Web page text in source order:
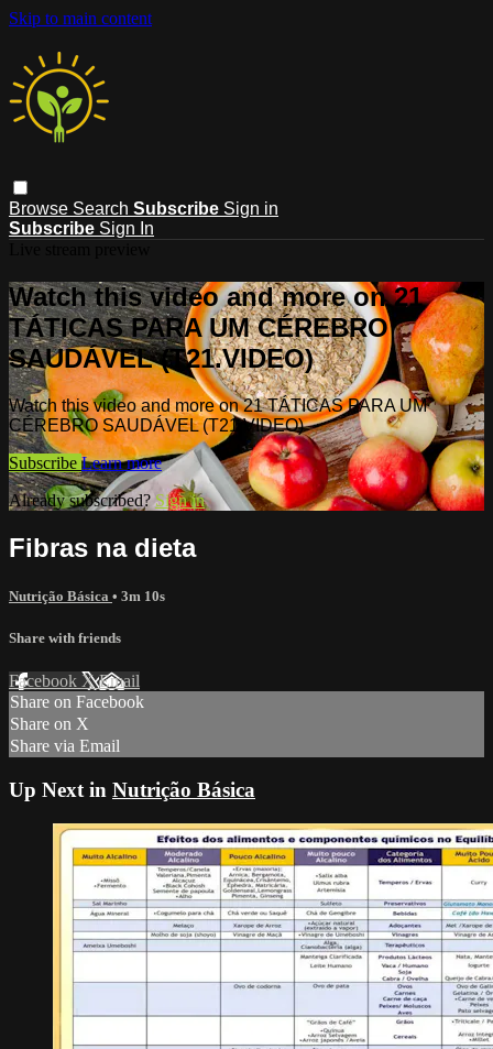
Skip to main content
Browse Search Subscribe Sign in
Subscribe Sign In
Watch this video and more on 21
TÁTICAS PARA UM CÉREBRO
SAUDÁVEL (T21.VIDEO)
Watch this video and more on 21 TÁTICAS PARA UM
CÉREBRO SAUDÁVEL (T21.VIDEO)
Subscribe Learn more
Already subscribed?Sign in
Fibras na dieta
Nutrição Básica • 3m 10s
Share with friends
Facebook XEmail
Share on Facebook
Share on X
Share via Email
Up Next in Nutrição Básica